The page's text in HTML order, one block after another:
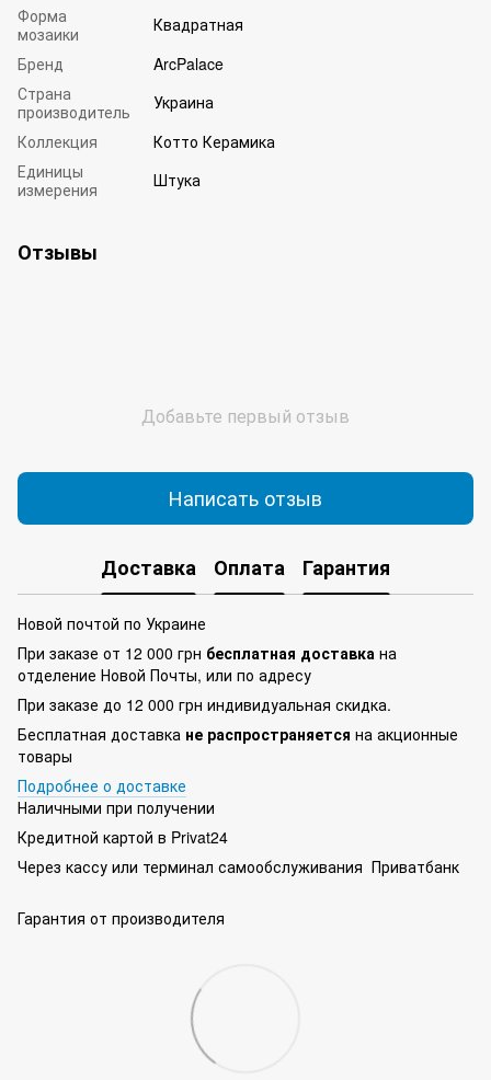
Форма
мозаики
Квадратная
Бренд
ArcPalace
Страна
производитель
Украина
Коллекция
Котто Керамика
Единицы
измерения
Штука
Отзывы
Добавьте первый отзыв
Написать отзыв
Доставка Оплата Гарантия
Новой почтой по Украине
При заказе от 12 000 грн бесплатная доставка на
отделение Новой Почты, или по адресу
При заказе до 12 000 грн индивидуальная скидка.
Бесплатная доставка не распространяется на акционные
товары
Подробнее о доставке
Наличными при получении
Кредитной картой в Privat24
Через кассу или терминал самообслуживания Приватбанк
Гарантия от производителя